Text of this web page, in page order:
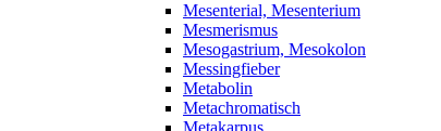
Mesenterial, Mesenterium
Mesmerismus
Mesogastrium, Mesokolon
Messingfieber
Metabolin
Metachromatisch
Metakarpus